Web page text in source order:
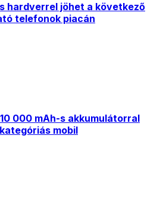
hardverrel jöhet a következő
telefonok piacán
000 mAh-s akkumulátorral
mobil